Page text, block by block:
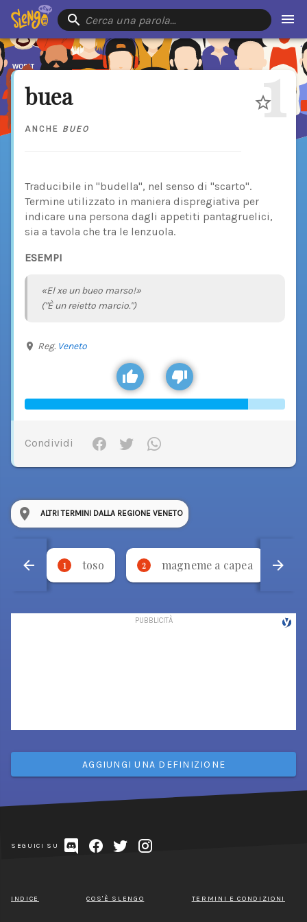
Cerca una parola…
buea
ANCHE BUEO 1
Traducibile in "budella", nel senso di "scarto".
Termine utilizzato in maniera dispregiativa per
indicare una persona dagli appetiti pantagruelici,
sia a tavola che tra le lenzuola.
ESEMPI
«El xe un bueo marso!»
("È un reietto marcio.")
Reg. Veneto
Condividi
ALTRI TERMINI DALLA REGIONE VENETO
1 toso 2 magneme a capea
AGGIUNGI UNA DEFINIZIONE
SEGUICI SU
INDICE COS'È SLENGO TERMINI E CONDIZIONI